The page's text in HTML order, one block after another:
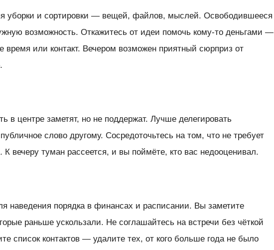
уборки и сортировки — вещей, файлов, мыслей. Освободившееся
возможность. Откажитесь от идеи помочь кому-то деньгами —
время или контакт. Вечером возможен приятный сюрприз от
в центре заметят, но не поддержат. Лучше делегировать
слово другому. Сосредоточьтесь на том, что не требует
К вечеру туман рассеется, и вы поймёте, кто вас недооценивал.
наведения порядка в финансах и расписании. Вы заметите
раньше ускользали. Не соглашайтесь на встречи без чёткой
список контактов — удалите тех, от кого больше года не было